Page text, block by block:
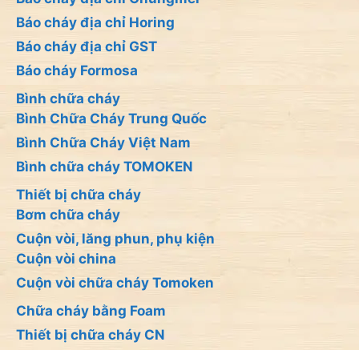
Báo cháy địa chỉ Horing
Báo cháy địa chỉ GST
Báo cháy Formosa
Bình chữa cháy
Bình Chữa Cháy Trung Quốc
Bình Chữa Cháy Việt Nam
Bình chữa cháy TOMOKEN
Thiết bị chữa cháy
Bơm chữa cháy
Cuộn vòi, lăng phun, phụ kiện
Cuộn vòi china
Cuộn vòi chữa cháy Tomoken
Chữa cháy bằng Foam
Thiết bị chữa cháy CN